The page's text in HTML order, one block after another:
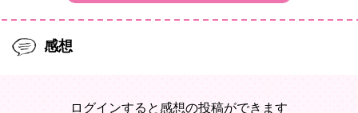
感想
ログインすると感想の投稿ができます